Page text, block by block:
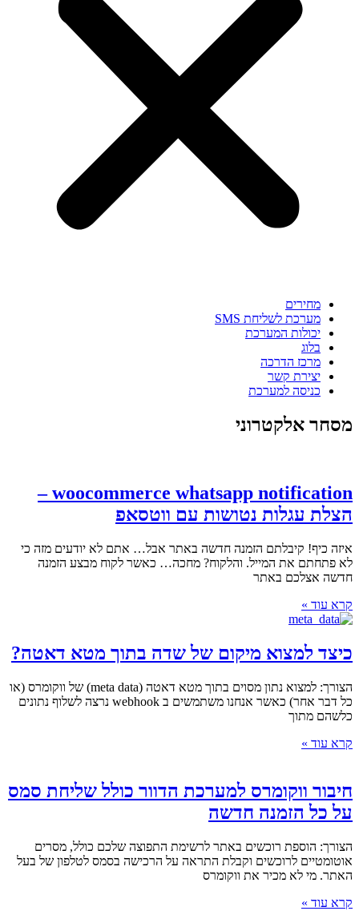
מחירים
מערכת לשליחת SMS
יכולות המערכת
בלוג
מרכז הדרכה
יצירת קשר
כניסה למערכת
מסחר אלקטרוני
woocommerce whatsapp notification –
הצלת עגלות נטושות עם ווטסאפ
איזה כיף! קיבלתם הזמנה חדשה באתר אבל… אתם לא יודעים מזה כי
לא פתחתם את המייל. והלקוח? מחכה… כאשר לקוח מבצע הזמנה
חדשה אצלכם באתר
קרא עוד »
כיצד למצוא מיקום של שדה בתוך מטא דאטה?
הצורך: למצוא נתון מסוים בתוך מטא דאטה (meta data) של ווקומרס (או
כל דבר אחר) כאשר אנחנו משתמשים ב webhook נרצה לשלוף נתונים
כלשהם מתוך
קרא עוד »
חיבור ווקומרס למערכת הדוור כולל שליחת סמס
על כל הזמנה חדשה
הצורך: הוספת רוכשים באתר לרשימת התפוצה שלכם כולל, מסרים
אוטומטיים לרוכשים וקבלת התראה על הרכישה בסמס לטלפון של בעל
האתר. מי לא מכיר את ווקומרס
קרא עוד »